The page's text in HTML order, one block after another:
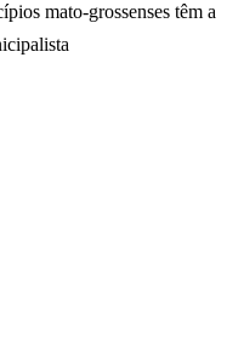
mato-grossenses têm a